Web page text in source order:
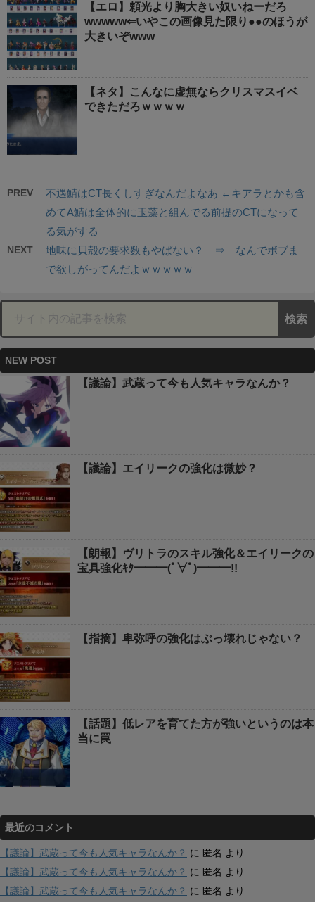
【エロ】頼光より胸大きい奴いねーだろ
wwwww⇐いやこの画像見た限り●●のほうが
大きいぞwww
【ネタ】こんなに虚無ならクリスマスイベ
できただろｗｗｗｗ
PREV
不遇鯖はCT長くしすぎなんだよなあ ←キアラとかも含
めてA鯖は全体的に玉藻と組んでる前提のCTになって
る気がする
NEXT
地味に貝殻の要求数もやばない？ ⇒ なんでボブま
で欲しがってんだよｗｗｗｗｗ
NEW POST
【議論】武蔵って今も人気キャラなんか？
【議論】エイリークの強化は微妙？
【朗報】ヴリトラのスキル強化＆エイリークの
宝具強化ｷﾀ━━━(ﾟ∀ﾟ)━━━!!
【指摘】卑弥呼の強化はぶっ壊れじゃない？
【話題】低レアを育てた方が強いというのは本
当に罠
最近のコメント
【議論】武蔵って今も人気キャラなんか？ に 匿名 より
【議論】武蔵って今も人気キャラなんか？ に 匿名 より
【議論】武蔵って今も人気キャラなんか？ に 匿名 より